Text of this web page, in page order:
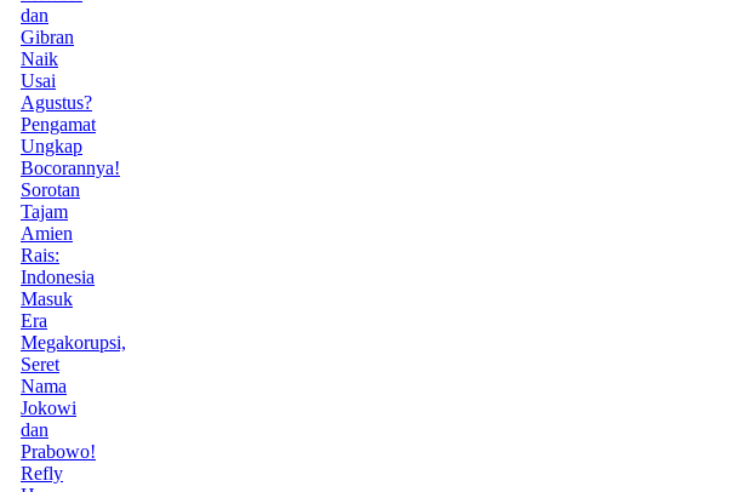
dan
Gibran
Naik
Usai
Agustus?
Pengamat
Ungkap
Bocorannya!
Sorotan
Tajam
Amien
Rais:
Indonesia
Masuk
Era
Megakorupsi,
Seret
Nama
Jokowi
dan
Prabowo!
Refly